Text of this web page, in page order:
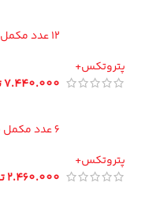
7.440.000تومان
2.460.000تومان